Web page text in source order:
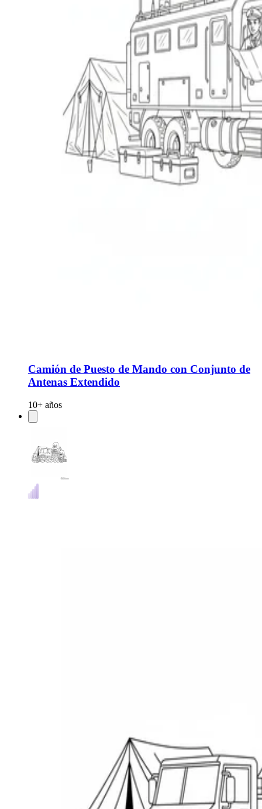
Camión de Puesto de Mando con Conjunto de
Antenas Extendido
10+ años